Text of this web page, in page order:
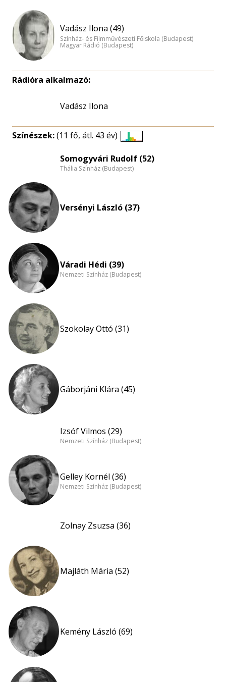
Vadász Ilona (49)
Színház- és Filmművészeti Főiskola (Budapest)
Magyar Rádió (Budapest)
Rádióra alkalmazó:
Vadász Ilona
Színészek:(11 fő, átl. 43 év)
eloszlás
nagyítása
Somogyvári Rudolf (52)
Thália Színház (Budapest)
Versényi László (37)
Váradi Hédi (39)
Nemzeti Színház (Budapest)
Szokolay Ottó (31)
Gáborjáni Klára (45)
Izsóf Vilmos (29)
Nemzeti Színház (Budapest)
Gelley Kornél (36)
Nemzeti Színház (Budapest)
Zolnay Zsuzsa (36)
Majláth Mária (52)
Kemény László (69)